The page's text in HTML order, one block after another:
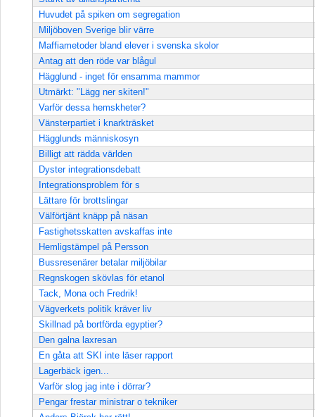
Huvudet på spiken om segregation
Miljöboven Sverige blir värre
Maffiametoder bland elever i svenska skolor
Antag att den röde var blågul
Hägglund - inget för ensamma mammor
Utmärkt: "Lägg ner skiten!"
Varför dessa hemskheter?
Vänsterpartiet i knarkträsket
Hägglunds människosyn
Billigt att rädda världen
Dyster integrationsdebatt
Integrationsproblem för s
Lättare för brottslingar
Välförtjänt knäpp på näsan
Fastighetsskatten avskaffas inte
Hemligstämpel på Persson
Bussresenärer betalar miljöbilar
Regnskogen skövlas för etanol
Tack, Mona och Fredrik!
Vägverkets politik kräver liv
Skillnad på bortförda egyptier?
Den galna laxresan
En gåta att SKI inte läser rapport
Lagerbäck igen...
Varför slog jag inte i dörrar?
Pengar frestar ministrar o tekniker